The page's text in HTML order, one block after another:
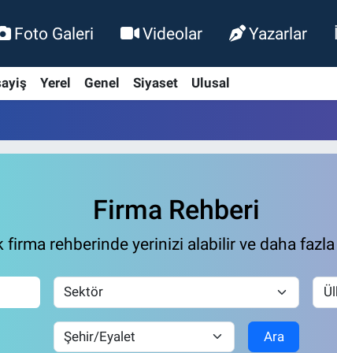
Foto Galeri Videolar Yazarlar
Yerel Genel Siyaset Ulusal
Firma Rehberi
firma rehberinde yerinizi alabilir ve daha
Ara